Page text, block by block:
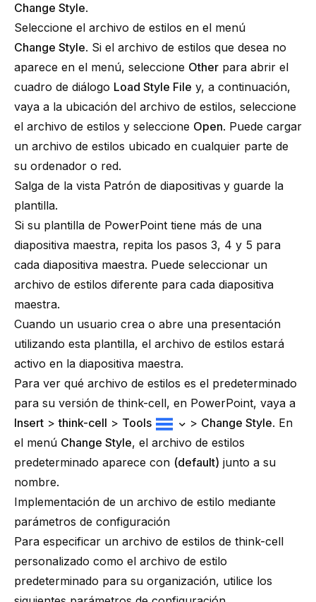
Change Style.
Seleccione el archivo de estilos en el menú
Change Style. Si el archivo de estilos que desea no
aparece en el menú, seleccione Other para abrir el
cuadro de diálogo Load Style File y, a continuación,
vaya a la ubicación del archivo de estilos, seleccione
el archivo de estilos y seleccione Open. Puede cargar
un archivo de estilos ubicado en cualquier parte de
su ordenador o red.
Salga de la vista Patrón de diapositivas y guarde la
plantilla.
Si su plantilla de PowerPoint tiene más de una
diapositiva maestra, repita los pasos 3, 4 y 5 para
cada diapositiva maestra. Puede seleccionar un
archivo de estilos diferente para cada diapositiva
maestra.
Cuando un usuario crea o abre una presentación
utilizando esta plantilla, el archivo de estilos estará
activo en la diapositiva maestra.
Para ver qué archivo de estilos es el predeterminado
para su versión de think-cell, en PowerPoint, vaya a
Insert >think-cell > Tools > Change Style. En
el menú Change Style, el archivo de estilos
predeterminado aparece con (default) junto a su
nombre.
Implementación de un archivo de estilo mediante
parámetros de configuración
Para especificar un archivo de estilos de think-cell
personalizado como el archivo de estilo
predeterminado para su organización, utilice los